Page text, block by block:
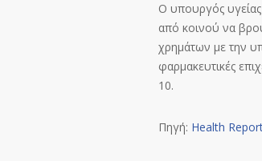
Ο υπουργός
από κοινού να
χρημάτων με την
φαρμακευτικές
10.
Πηγή: Health